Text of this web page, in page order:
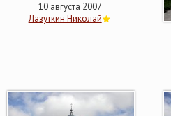
10 августа 2007
Лазуткин Николай